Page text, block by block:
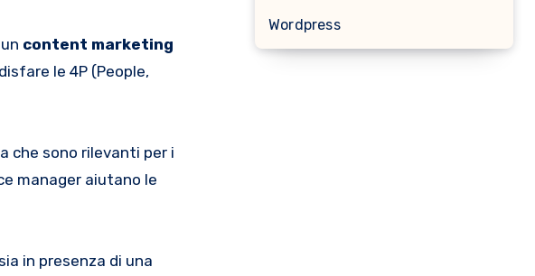
content marketing
le 4P (People,
che sono rilevanti per i
manager aiutano le
in presenza di una
Wordpress